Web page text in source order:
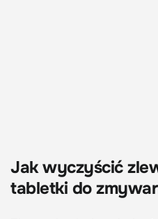
Jak wyczyścić
tabletki do